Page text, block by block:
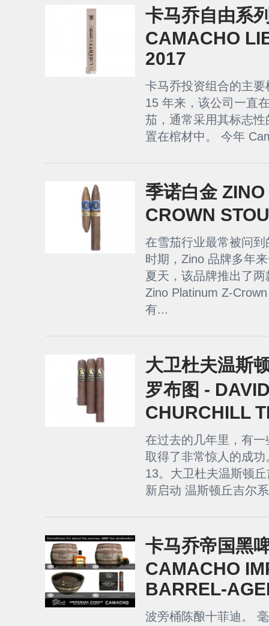
卡马乔自由系
CAMACHO
2017
卡马乔投资组合的主
15 年来，该公司一直
茄，通常采用其标志
置在棺材中。 今年
季诺白金
CROWN
在雪茄行业最常被问
时期，Zino 品牌多年
夏天，该品牌推出了
Zino Platinum Z-
有...
大卫杜夫温斯
罗布图 -
CHURCHILL
在过去的几年里，有
取得了非常惊人的成
13。大卫杜夫温斯顿
新启动 温斯顿丘吉尔
卡马乔帝国黑
CAMACHO
BARREL-
波旁桶陈酿十菲迪。